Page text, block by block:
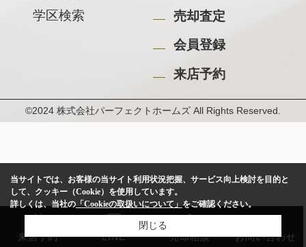
学区検索
売却査定
会員登録
来店予約
©2024 株式会社パーフェクトホームズ All Rights Reserved.
来店予約 LINE 売却相談 お問い合わせ
当サイトでは、お客様の当サイト利用状況把握、サービス向上検討を目的と
して、クッキー（Cookie）を使用しています。
詳しくは、当社の 「Cookieの取扱いについて」 をご確認ください。
閉じる